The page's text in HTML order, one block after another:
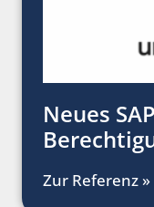
Neues SAP
Zur Referenz »